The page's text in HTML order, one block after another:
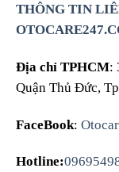
THÔNG TIN
Địa chỉ TPHCM:
Quận Thủ Đức,
FaceBook:
Hotline: